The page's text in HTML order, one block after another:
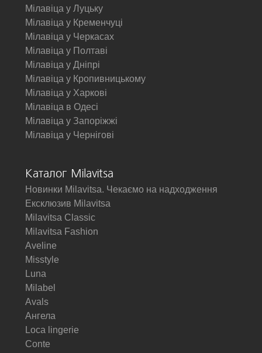
Мілавіца у Луцьку
Мілавіца у Кременчуці
Мілавіца у Черкасах
Мілавіца у Полтаві
Мілавіца у Дніпрі
Мілавіца у Кропивницькому
Мілавіца у Харкові
Мілавіца в Одесі
Мілавіца у Запоріжжі
Мілавіца у Чернігові
Каталог Milavitsa
Новинки Milavitsa. Чекаємо на надходження
Ексклюзив Milavitsa
Milavitsa Classic
Milavitsa Fashion
Aveline
Misstyle
Luna
Milabel
Avals
Ангела
Loca lingerie
Conte